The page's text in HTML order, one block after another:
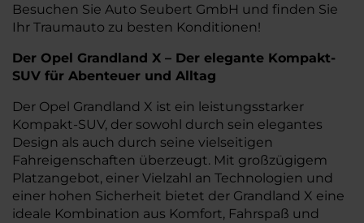
Besuchen Sie Auto Seubert GmbH und finden Sie
Ihr Traumauto zu besten Konditionen!
Der Opel Grandland X – Der elegante Kompakt-
SUV für Abenteuer und Alltag
Der Opel Grandland X ist ein leistungsstarker
Kompakt-SUV, der sowohl durch sein elegantes
Design als auch durch seine vielseitigen
Fahreigenschaften überzeugt. Mit großzügigem
Platzangebot, einer Vielzahl an Technologien und
einer hohen Sicherheit bietet der Grandland X eine
ideale Kombination aus Komfort, Fahrspaß und